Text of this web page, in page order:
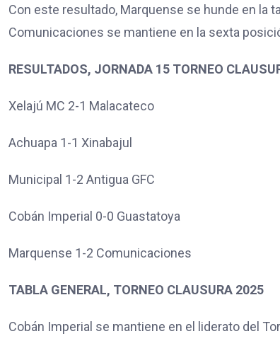
Con este resultado, Marquense se hunde en la
Comunicaciones se mantiene en la sexta
RESULTADOS, JORNADA 15 TORNEO
Xelajú MC 2-1 Malacateco
Achuapa 1-1 Xinabajul
Municipal 1-2 Antigua GFC
Cobán Imperial 0-0 Guastatoya
Marquense 1-2 Comunicaciones
TABLA GENERAL, TORNEO CLAUSURA 2025
Cobán Imperial se mantiene en el liderato del